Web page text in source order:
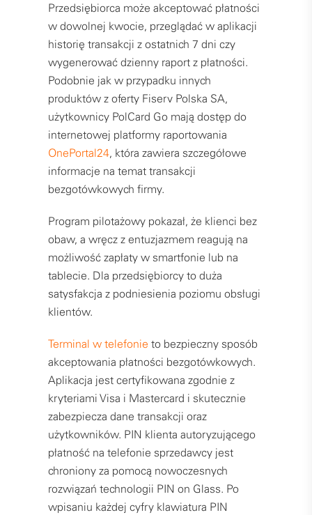
Przedsiębiorca może akceptować płatności
w dowolnej kwocie, przeglądać w aplikacji
historię transakcji z ostatnich 7 dni czy
wygenerować dzienny raport z płatności.
Podobnie jak w przypadku innych
produktów z oferty Fiserv Polska SA,
użytkownicy PolCard Go mają dostęp do
internetowej platformy raportowania
OnePortal24, która zawiera szczegółowe
informacje na temat transakcji
bezgotówkowych firmy.
Program pilotażowy pokazał, że klienci bez
obaw, a wręcz z entuzjazmem reagują na
możliwość zapłaty w smartfonie lub na
tablecie. Dla przedsiębiorcy to duża
satysfakcja z podniesienia poziomu obsługi
klientów.
Terminal w telefonie to bezpieczny sposób
akceptowania płatności bezgotówkowych.
Aplikacja jest certyfikowana zgodnie z
kryteriami Visa i Mastercard i skutecznie
zabezpiecza dane transakcji oraz
użytkowników. PIN klienta autoryzującego
płatność na telefonie sprzedawcy jest
chroniony za pomocą nowoczesnych
rozwiązań technologii PIN on Glass. Po
wpisaniu każdej cyfry klawiatura PIN